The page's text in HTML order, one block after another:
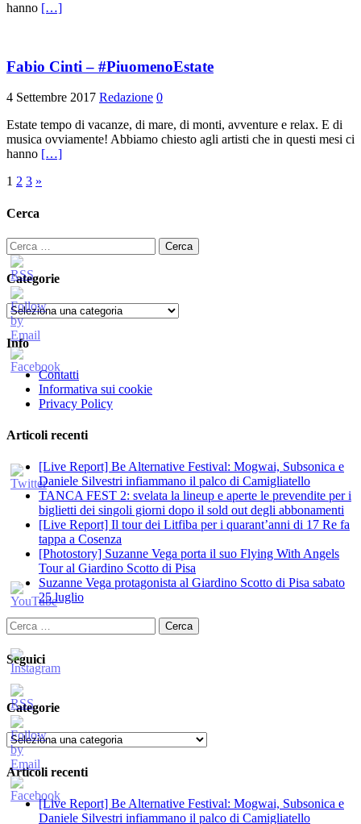
hanno […]
Fabio Cinti – #PiuomenoEstate
4 Settembre 2017 Redazione 0
Estate tempo di vacanze, di mare, di monti, avventure e relax. E di
musica ovviamente! Abbiamo chiesto agli artisti che in questi mesi ci
hanno […]
Paginazione
degli
1 2 3 »
Cerca
Ricerca
per:
Categorie
Categorie
Info
Contatti
Informativa sui cookie
Privacy Policy
Articoli recenti
[Live Report] Be Alternative Festival: Mogwai, Subsonica e
Daniele Silvestri infiammano il palco di Camigliatello
TANCA FEST 2: svelata la lineup e aperte le prevendite per i
biglietti dei singoli giorni dopo il sold out degli abbonamenti
[Live Report] Il tour dei Litfiba per i quarant’anni di 17 Re fa
tappa a Cosenza
[Photostory] Suzanne Vega porta il suo Flying With Angels
Tour al Giardino Scotto di Pisa
Suzanne Vega protagonista al Giardino Scotto di Pisa sabato
25 luglio
Ricerca
per:
Seguici
Categorie
Categorie
Articoli recenti
[Live Report] Be Alternative Festival: Mogwai, Subsonica e
Daniele Silvestri infiammano il palco di Camigliatello